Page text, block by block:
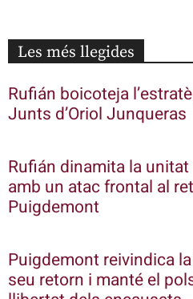
Les més llegides
Rufián boicoteja
Junts d’Oriol Junqueras
Rufián dinamita la
amb un atac frontal al
Puigdemont
Puigdemont reivindica
seu retorn i manté el